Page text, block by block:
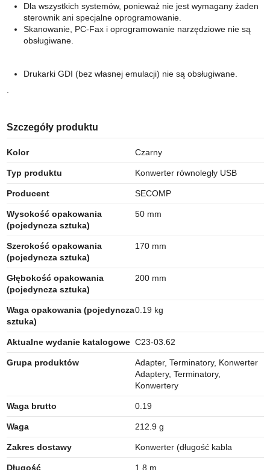
Dla wszystkich systemów, ponieważ nie jest wymagany żaden
sterownik ani specjalne oprogramowanie.
Skanowanie, PC-Fax i oprogramowanie narzędziowe nie są
obsługiwane.
Drukarki GDI (bez własnej emulacji) nie są obsługiwane.
Szczegóły produktu
Kolor Czarny
Typ produktu Konwerter równoległy USB
Producent SECOMP
Wysokość opakowania
(pojedyncza sztuka)
50 mm
Szerokość opakowania
(pojedyncza sztuka)
170 mm
Głębokość opakowania
(pojedyncza sztuka)
200 mm
Waga opakowania (pojedyncza
sztuka)
0.19 kg
Aktualne wydanie katalogowe C23-03.62
Grupa produktów
Adapter, Terminatory, Konwerter
Adaptery, Terminatory,
Konwertery
Waga brutto 0.19
Waga 212.9 g
Zakres dostawy Konwerter (długość kabla
Długość 1.8 m